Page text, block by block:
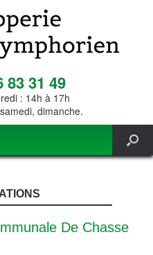
83 31 49
: 14h à 17h
dimanche.
De Chasse